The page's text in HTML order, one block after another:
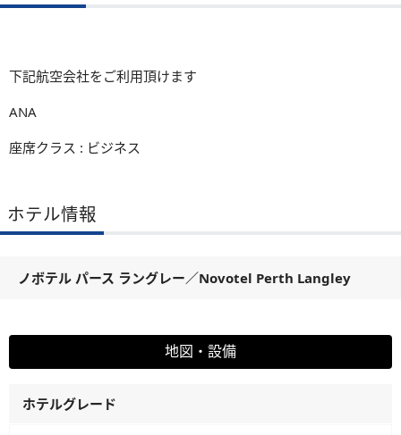
下記航空会社をご利用頂けます
ANA
座席クラス : ビジネス
ホテル情報
ノボテル パース ラングレー／Novotel Perth Langley
地図・設備
ホテルグレード